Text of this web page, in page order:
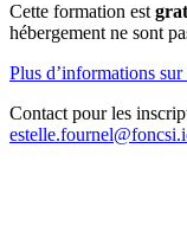
Cette formation est
hébergement ne sont
Plus d’informations sur
Contact pour les